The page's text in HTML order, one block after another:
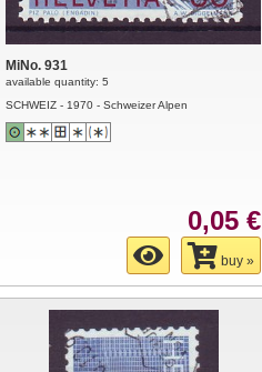
MiNo. 931
available quantity: 5
SCHWEIZ - 1970 - Schweizer Alpen
0,05 €
buy »